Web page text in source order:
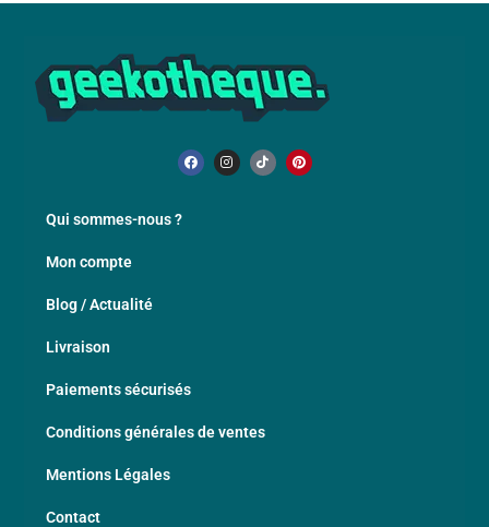
Qui sommes-nous ?
Mon compte
Blog / Actualité
Livraison
Paiements sécurisés
Conditions générales de ventes
Mentions Légales
Contact